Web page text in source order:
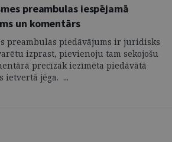
preambulas iespējamā
un komentārs
preambulas piedāvājums ir juridisks
izprast, pievienoju tam sekojošu
precīzāk iezīmēta piedāvātā
ietvertā jēga. ...